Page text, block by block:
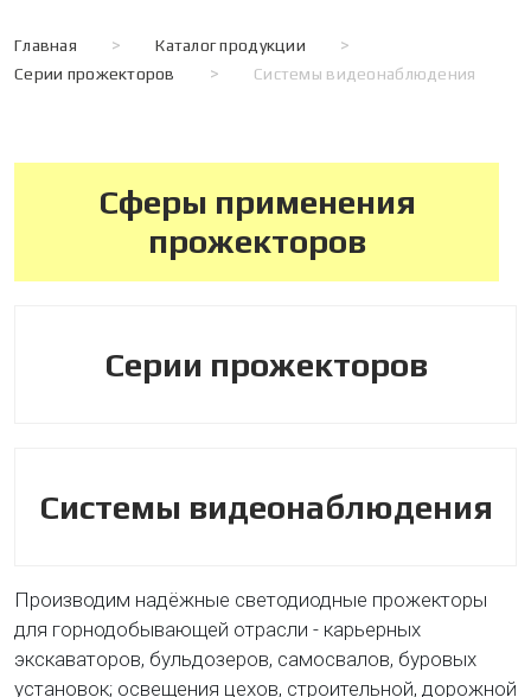
Главная > Каталог продукции
>
Серии прожекторов
> Системы видеонаблюдения
Сферы применения
прожекторов
Серии прожекторов
Системы видеонаблюдения
Производим надёжные светодиодные прожекторы
для горнодобывающей отрасли - карьерных
экскаваторов, бульдозеров, самосвалов, буровых
установок; освещения цехов, строительной, дорожной